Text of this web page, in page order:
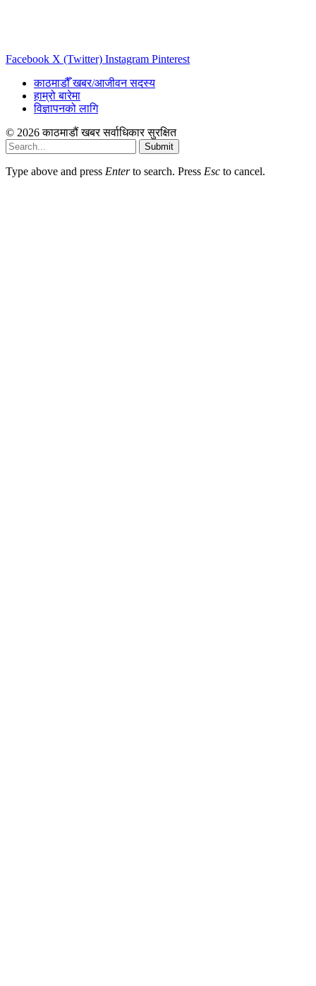
Facebook X (Twitter) Instagram Pinterest
काठमाडौँ खबर/आजीवन सदस्य
हाम्रो बारेमा
विज्ञापनको लागि
© 2026 काठमाडौं खबर सर्वाधिकार सुरक्षित
Submit
Type above and press Enterto search. Press Esc to cancel.